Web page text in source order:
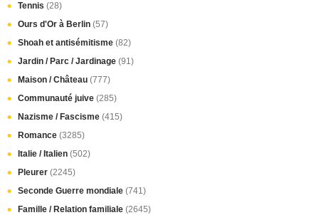
Tennis (28)
Ours d'Or à Berlin (57)
Shoah et antisémitisme (82)
Jardin / Parc / Jardinage (91)
Maison / Château (777)
Communauté juive (285)
Nazisme / Fascisme (415)
Romance (3285)
Italie / Italien (502)
Pleurer (2245)
Seconde Guerre mondiale (741)
Famille / Relation familiale (2645)